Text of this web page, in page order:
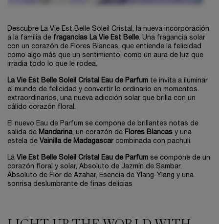
Descubre La Vie Est Belle Soleil Cristal, la nueva incorporación
a la familia de fragancias La Vie Est Belle. Una fragancia solar
con un corazón de Flores Blancas, que entiende la felicidad
como algo más que un sentimiento, como un aura de luz que
irradia todo lo que le rodea.
La Vie Est Belle Soleil Cristal Eau de Parfum te invita a iluminar
el mundo de felicidad y convertir lo ordinario en momentos
extraordinarios, una nueva adicción solar que brilla con un
cálido corazón floral.
El nuevo Eau de Parfum se compone de brillantes notas de
salida de Mandarina, un corazón de Flores Blancas y una
estela de Vainilla de Madagascarcombinada con pachuli.
La Vie Est Belle Soleil Cristal Eau de Parfum se compone de un
corazón floral y solar, Absoluto de Jazmín de Sambar,
Absoluto de Flor de Azahar, Esencia de Ylang-Ylang y una
sonrisa deslumbrante de finas delicias